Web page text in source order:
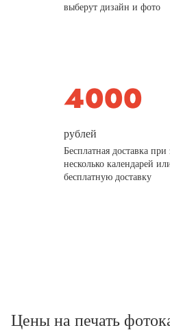
выберут дизайн и фото
рублей
Бесплатная доставка
несколько календарей
бесплатную доставку
Цены на печать